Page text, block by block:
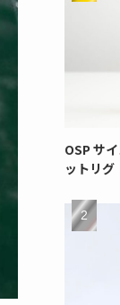
OSP サ
ットリグ